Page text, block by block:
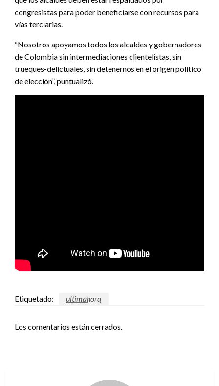
congresistas para poder beneficiarse con recursos para
vías terciarias.
“Nosotros apoyamos todos los alcaldes y gobernadores
de Colombia sin intermediaciones clientelistas, sin
trueques-delictuales, sin detenernos en el origen político
de elección”, puntualizó.
Etiquetado: ultimahora
Los comentarios están cerrados.